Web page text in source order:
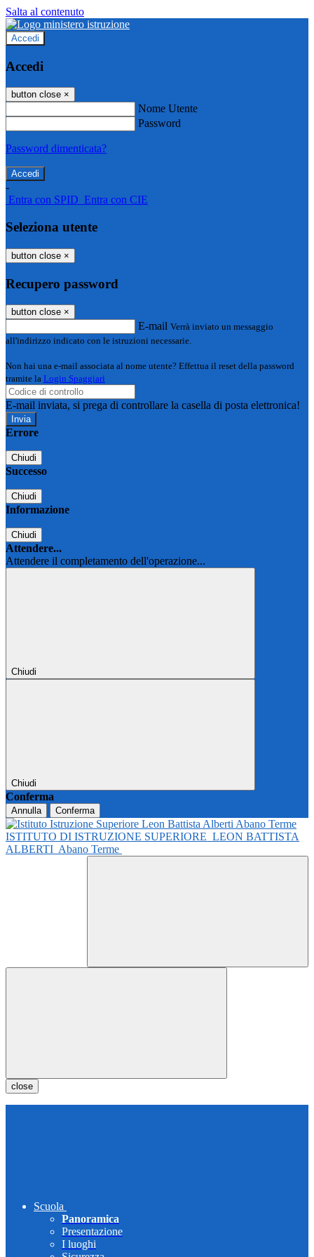
Salta al contenuto
Accedi
Accedi
button close ×
Nome Utente
Password
Password dimenticata?
-
Entra con SPID Entra con CIE
Seleziona utente
button close ×
Recupero password
button close ×
E-mail Verrà inviato un messaggio
all'indirizzo indicato con le istruzioni necessarie.
Non hai una e-mail associata al nome utente? Effettua il reset della password
tramite la Login Spaggiari
E-mail inviata, si prega di controllare la casella di posta elettronica!
Errore
Chiudi
Successo
Chiudi
Informazione
Chiudi
Attendere...
Attendere il completamento dell'operazione...
Chiudi
Chiudi
Conferma
Annulla Conferma
ISTITUTO DI ISTRUZIONE SUPERIORE LEON BATTISTA
ALBERTI Abano Terme
close
Scuola
Panoramica
Presentazione
I luoghi